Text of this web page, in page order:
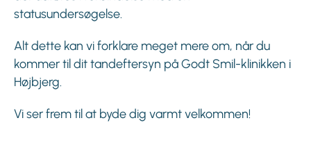
statusundersøgelse.
Alt dette kan vi forklare meget mere om, når du
kommer til dit tandeftersyn på Godt Smil-klinikken i
Højbjerg.
Vi ser frem til at byde dig varmt velkommen!